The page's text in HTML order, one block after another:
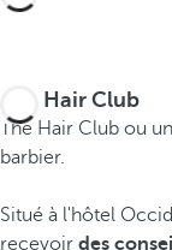
The Hair Club
The Hair Club ou
barbier.
Situé à l'hôtel
recevoir des